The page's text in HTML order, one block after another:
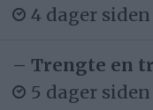
4 dager siden
– Trengte en
5 dager siden